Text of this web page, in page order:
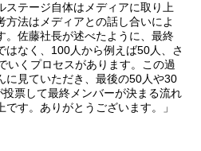
ステージ自体はメディアに取り上
方法はメディアとの話し合いによ
。佐藤社長が述べたように、最終
はなく、100人から例えば50人、さ
いくプロセスがあります。この過
に見ていただき、最後の50人や30
票して最終メンバーが決まる流れ
す。ありがとうございます。」